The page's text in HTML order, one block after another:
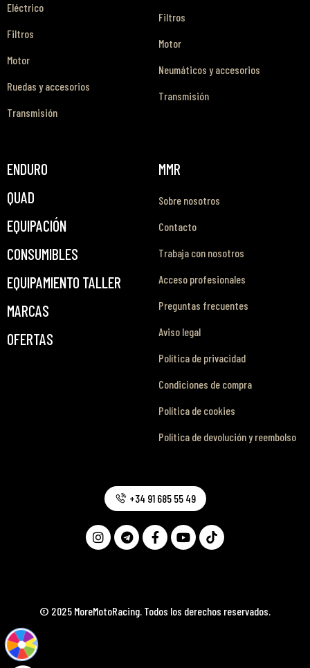
Eléctrico
Filtros
Motor
Ruedas y accesorios
Transmisión
Filtros
Motor
Neumáticos y accesorios
Transmisión
ENDURO
QUAD
EQUIPACIÓN
CONSUMIBLES
EQUIPAMIENTO TALLER
MARCAS
OFERTAS
MMR
Sobre nosotros
Contacto
Trabaja con nosotros
Acceso profesionales
Preguntas frecuentes
Aviso legal
Política de privacidad
Condiciones de compra
Política de cookies
Política de devolución y reembolso
© 2025 MoreMotoRacing. Todos los derechos reservados.
+34 91 685 55 49